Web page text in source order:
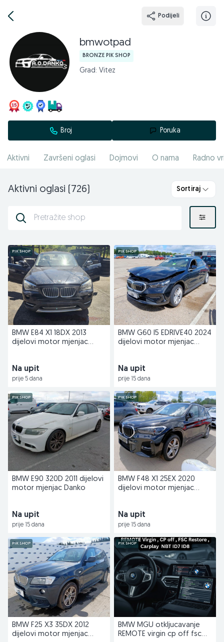
Podijeli
bmwotpad
BRONZE PIK SHOP
Grad: Vitez
Broj Poruka
Aktivni Završeni oglasi Dojmovi O nama Radno
Aktivni oglasi (726) Sortiraj
PIK SHOP
BMW E84 X1 18DX 2013
dijelovi motor mjenjac
Na upit
prije 5 dana
PIK SHOP
BMW G60 I5 EDRIVE40 2024
dijelovi motor mjenjac
Na upit
prije 15 dana
PIK SHOP
BMW E90 320D 2011 dijelovi
motor mjenjac Danko
Na upit
prije 15 dana
PIK SHOP
BMW F48 X1 25EX 2020
dijelovi motor mjenjac
Na upit
prije 15 dana
PIK SHOP
BMW F25 X3 35DX 2012
dijelovi motor mjenjac
PIK SHOP
BMW MGU otkljucavanje
REMOTE virgin cp off fsc